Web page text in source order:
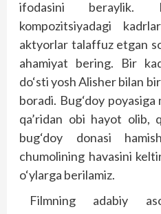
ifodasini beraylik.
kompozitsiyadagi
aktyorlar talaffuz etgan
ahamiyat bering. Bir
do‘sti yosh Alisher bilan
boradi. Bug‘doy
qa’ridan obi hayot olib,
bug‘doy donasi
chumolining havasini
o‘ylarga berilamiz.
Filmning adabiy